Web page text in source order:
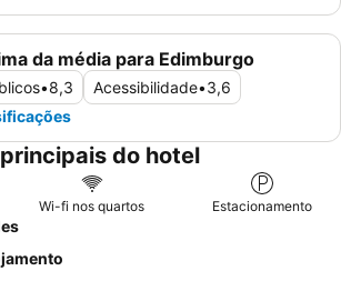
da média para Edimburgo
•8,3 Acessibilidade•3,6
do hotel
Wi-fi nos quartos Estacionamento